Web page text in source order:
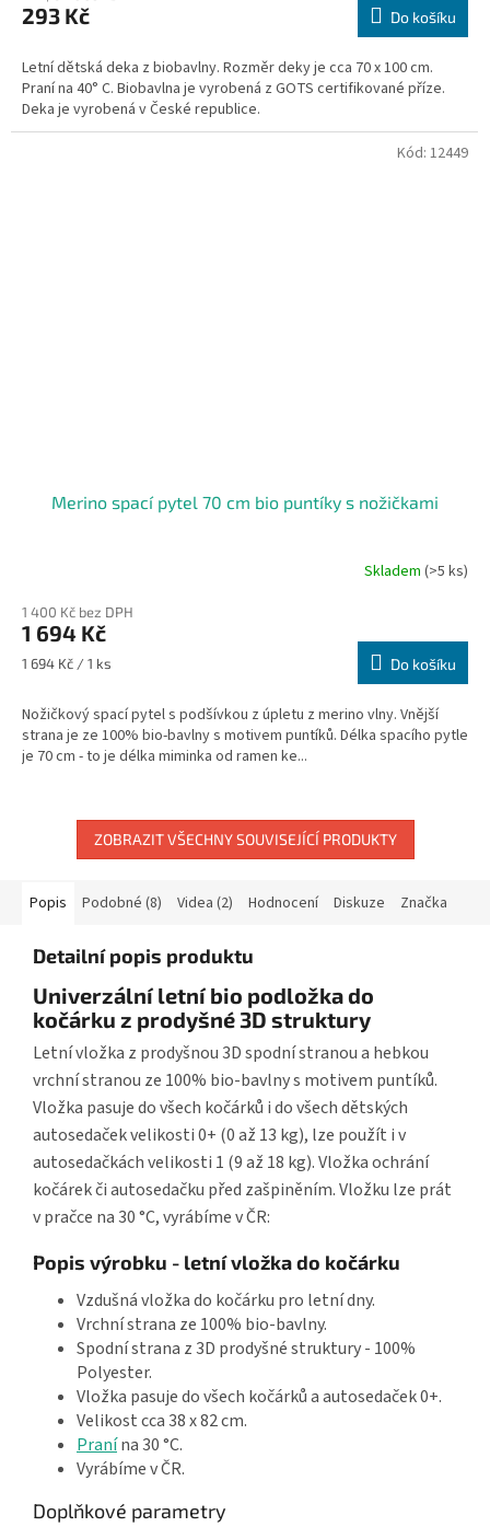
293 Kč Do košíku
Letní dětská deka z biobavlny. Rozměr deky je cca 70 x 100 cm.
Praní na 40° C. Biobavlna je vyrobená z GOTS certifikované příze.
Deka je vyrobená v České republice.
Merino spací pytel 70 cm bio puntíky s nožičkami
produktu
je
5,0
hvězdiček.
Skladem(>5 ks)
1 400 Kč bez DPH
1 694 Kč
Měrná
1 694 Kč / 1 ks Do košíku
Nožičkový spací pytel s podšívkou z úpletu z merino vlny. Vnější
strana je ze 100% bio-bavlny s motivem puntíků. Délka spacího pytle
je 70 cm - to je délka miminka od ramen ke...
Kód: 12449
ZOBRAZIT VŠECHNY SOUVISEJÍCÍ PRODUKTY
Popis Podobné (8) Videa (2) Hodnocení Diskuze Značka
Detailní popis produktu
Univerzální letní bio podložka do
kočárku z prodyšné 3D struktury
Letní vložka z prodyšnou 3D spodní stranou a hebkou
vrchní stranou ze 100% bio-bavlny s motivem puntíků.
Vložka pasuje do všech kočárků i do všech dětských
autosedaček velikosti 0+ (0 až 13 kg), lze použít i v
autosedačkách velikosti 1 (9 až 18 kg). Vložka ochrání
kočárek či autosedačku před zašpiněním. Vložku lze prát
v pračce na 30 °C, vyrábíme v ČR:
Popis výrobku - letní vložka do kočárku
Vzdušná vložka do kočárku pro letní dny.
Vrchní strana ze 100% bio-bavlny.
Spodní strana z 3D prodyšné struktury - 100%
Polyester.
Vložka pasuje do všech kočárků a autosedaček 0+.
Velikost cca 38 x 82 cm.
Pranína 30 °C.
Vyrábíme v ČR.
Doplňkové parametry